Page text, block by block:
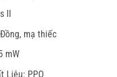
II
mạ thiếc
mW
Liệu: PPO